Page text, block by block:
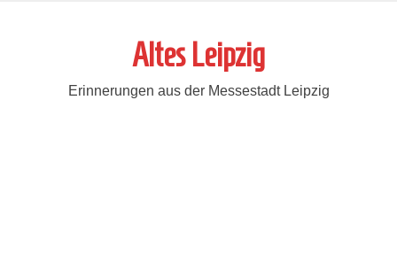
Altes Leipzig
Erinnerungen aus der Messestadt Leipzig